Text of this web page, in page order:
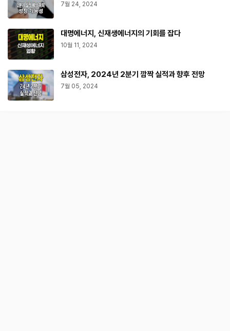
7월 24, 2024
대명에너지, 신재생에너지의 기회를 잡다
10월 11, 2024
삼성전자, 2024년 2분기 깜짝 실적과 향후 전망
7월 05, 2024